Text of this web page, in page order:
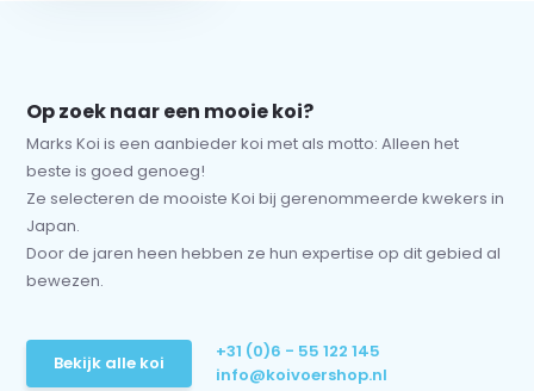
Op zoek naar een mooie koi?
Marks Koi is een aanbieder koi met als motto: Alleen het
beste is goed genoeg!
Ze selecteren de mooiste Koi bij gerenommeerde kwekers in
Japan.
Door de jaren heen hebben ze hun expertise op dit gebied al
bewezen.
Bekijk alle koi
+31 (0)6 - 55 122 145
info@koivoershop.nl